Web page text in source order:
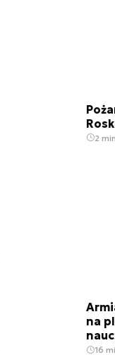
2 min.
na
16